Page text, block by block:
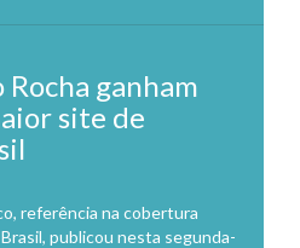
ganham
site de
referência na cobertura
publicou nesta segunda-